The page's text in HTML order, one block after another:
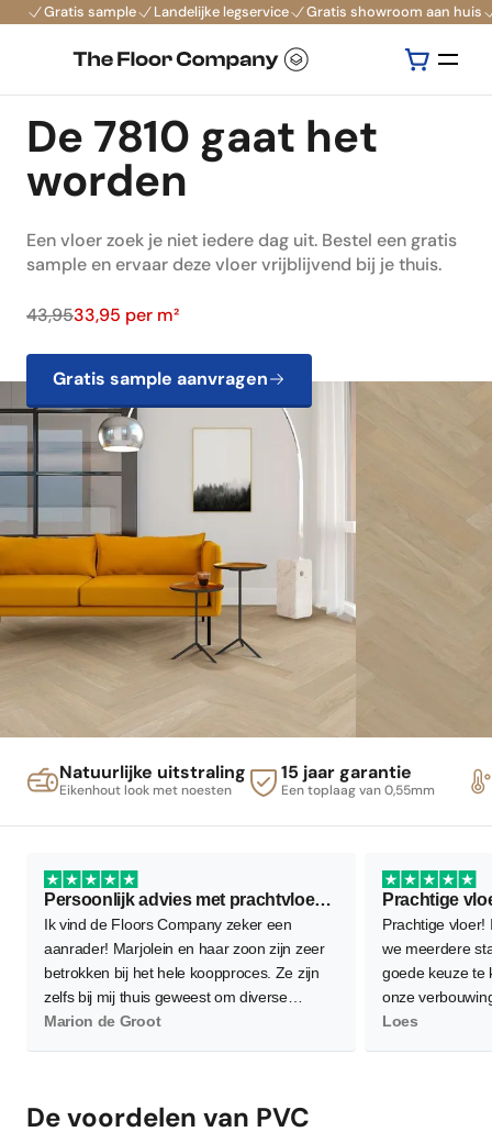
Gratis sample Landelijke legservice Gratis showroom aan huis
De 7810 gaat het
worden
Een vloer zoek je niet iedere dag uit. Bestel een gratis
sample en ervaar deze vloer vrijblijvend bij je thuis.
43,9533,95 per m²
Gratis sample aanvragen
Natuurlijke uitstraling
Eikenhout look met noesten
15 jaar garantie
Een toplaag van 0,55mm
Persoonlijk advies met prachtvloer als resultaat
Ik vind de Floors Company zeker een
aanrader! Marjolein en haar zoon zijn zeer
betrokken bij het hele koopproces. Ze zijn
zelfs bij mij thuis geweest om diverse
vloeren te demonstreren waarbij ze flink wat
ervaren. Daarnaast, en dat is het
Marion de Groot
Prachtige
Prachtige vloer!
we meerdere
goede keuze te
onze
waardoor de
Loes
De voordelen van PVC